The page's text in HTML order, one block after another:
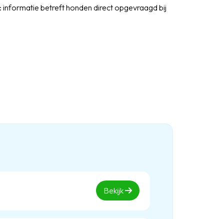
betreft honden direct opgevraagd bij
Bekijk